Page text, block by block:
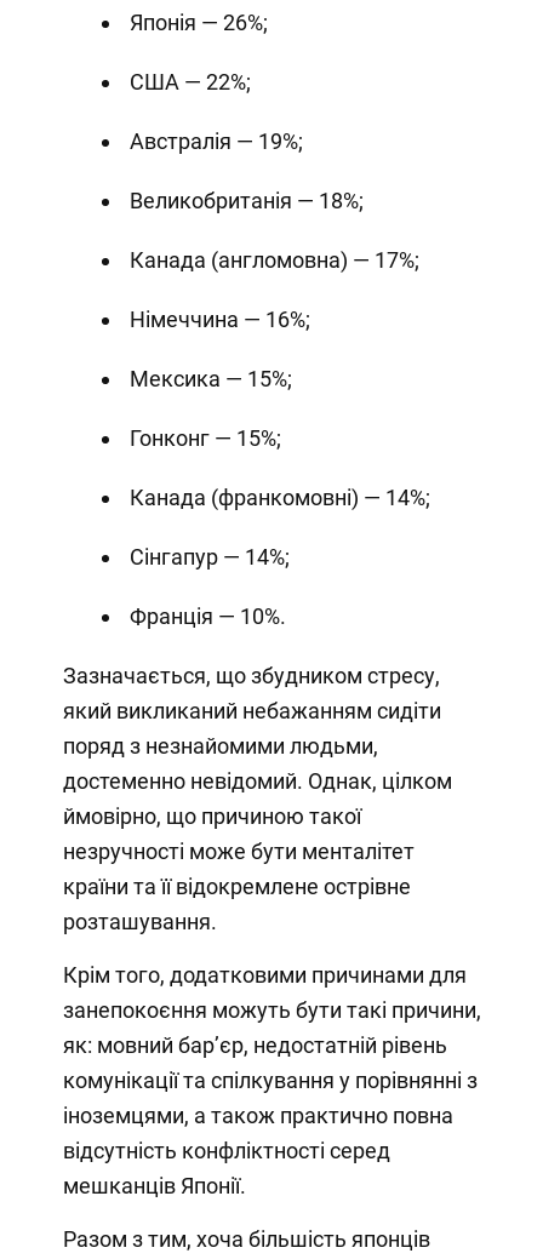
Японія — 26%;
США — 22%;
Австралія — 19%;
Великобританія — 18%;
Канада (англомовна) — 17%;
Німеччина — 16%;
Мексика — 15%;
Гонконг — 15%;
Канада (франкомовні) — 14%;
Сінгапур — 14%;
Франція — 10%.
Зазначається, що збудником стресу,
який викликаний небажанням сидіти
поряд з незнайомими людьми,
достеменно невідомий. Однак, цілком
ймовірно, що причиною такої
незручності може бути менталітет
країни та її відокремлене острівне
розташування.
Крім того, додатковими причинами для
занепокоєння можуть бути такі причини,
як: мовний бар’єр, недостатній рівень
комунікації та спілкування у порівнянні з
іноземцями, а також практично повна
відсутність конфліктності серед
мешканців Японії.
Разом з тим, хоча більшість японців